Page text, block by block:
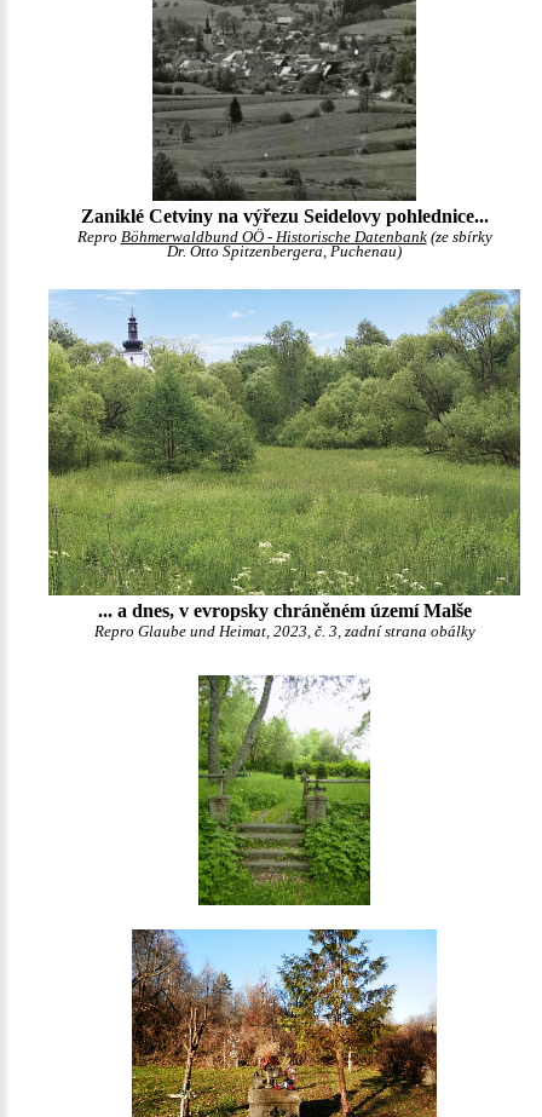
Zaniklé Cetviny na výřezu Seidelovy pohlednice...
Repro Böhmerwaldbund OÖ - Historische Datenbank(ze sbírky
Dr. Otto Spitzenbergera, Puchenau)
... a dnes, v evropsky chráněném území Malše
Repro Glaube und Heimat, 2023, č. 3, zadní strana obálky